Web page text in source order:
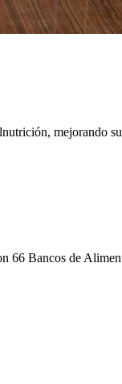
66 Bancos de